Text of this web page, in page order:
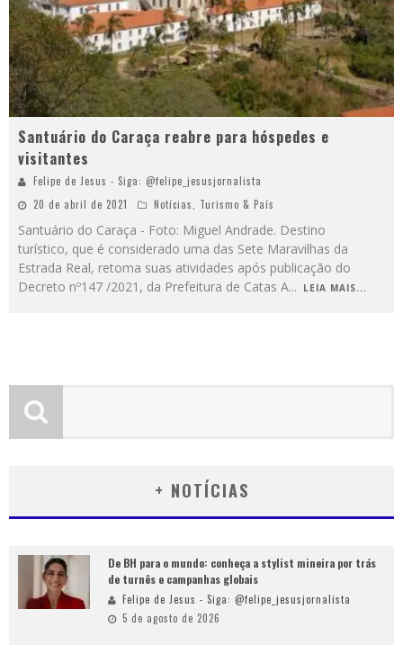
Santuário do Caraça reabre para hóspedes e
visitantes
Felipe de Jesus - Siga: @felipe_jesusjornalista
20 de abril de 2021
Notícias, Turismo & País
Santuário do Caraça - Foto: Miguel Andrade. Destino
turístico, que é considerado uma das Sete Maravilhas da
Estrada Real, retoma suas atividades após publicação do
Decreto nº147 /2021, da Prefeitura de Catas A... LEIA MAIS...
+ NOTÍCIAS
De BH para o mundo: conheça a stylist mineira por trás
de turnês e campanhas globais
Felipe de Jesus - Siga: @felipe_jesusjornalista
5 de agosto de 2026